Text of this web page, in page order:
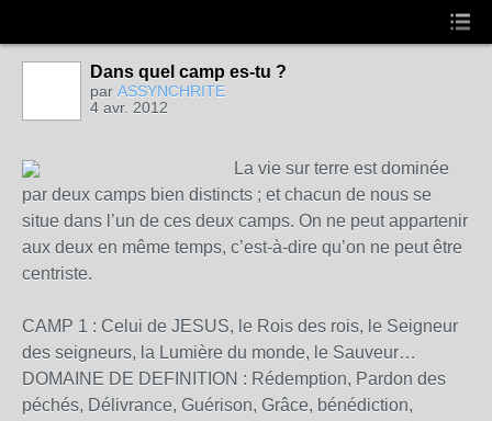
Dans quel camp es-tu ?
par ASSYNCHRITE
4 avr. 2012
La vie sur terre est dominée
par deux camps bien distincts ; et chacun de nous se
situe dans l’un de ces deux camps. On ne peut appartenir
aux deux en même temps, c’est-à-dire qu’on ne peut être
centriste.
CAMP 1 : Celui de JESUS, le Rois des rois, le Seigneur
des seigneurs, la Lumière du monde, le Sauveur…
DOMAINE DE DEFINITION : Rédemption, Pardon des
péchés, Délivrance, Guérison, Grâce, bénédiction,